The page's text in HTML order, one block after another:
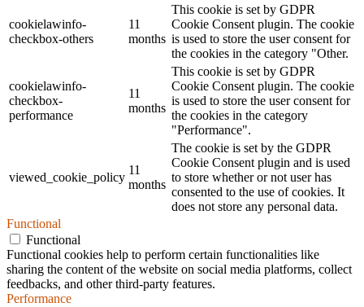
cookielawinfo-
checkbox-others
11
months
This cookie is set by GDPR
Cookie Consent plugin. The cookie
is used to store the user consent for
the cookies in the category "Other.
cookielawinfo-
checkbox-
performance
11
months
This cookie is set by GDPR
Cookie Consent plugin. The cookie
is used to store the user consent for
the cookies in the category
"Performance".
viewed_cookie_policy
11
months
The cookie is set by the GDPR
Cookie Consent plugin and is used
to store whether or not user has
consented to the use of cookies. It
does not store any personal data.
Functional
Functional
Functional cookies help to perform certain functionalities like
sharing the content of the website on social media platforms, collect
feedbacks, and other third-party features.
Performance